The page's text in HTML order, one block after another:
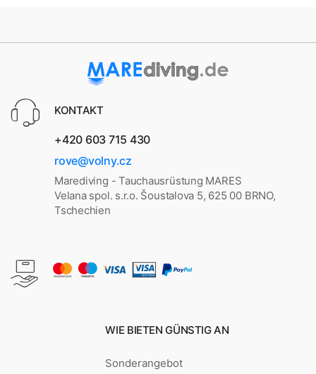
KONTAKT
+420 603 715 430
rove@volny.cz
Marediving - Tauchausrüstung MARES
Velana spol. s.r.o. Šoustalova 5, 625 00 BRNO,
Tschechien
WIE BIETEN GÜNSTIG AN
Sonderangebot